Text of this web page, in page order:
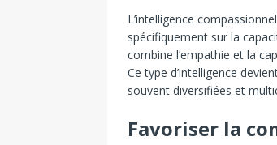
L’intelligence
spécifiquement sur la
combine l’empathie et la
Ce type d’intelligence
souvent diversifiées et
Favoriser la